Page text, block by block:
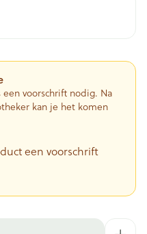
voorschrift nodig. Na
kan je het komen
een voorschrift